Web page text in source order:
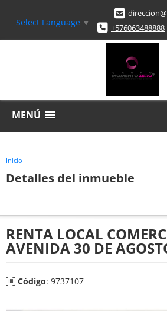
Select Language ▼
+576063488888
MENÚ
Inicio
Detalles del inmueble
RENTA LOCAL
AVENIDA 30 DE
Código: 9737107